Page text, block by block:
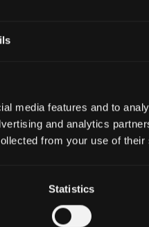
media features and to
and analytics
from your use of
Statistics